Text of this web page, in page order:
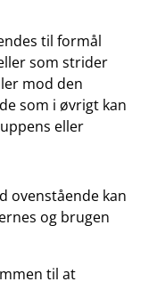
til formål
som strider
mod den
som i øvrigt kan
eller
ovenstående kan
og brugen
til at